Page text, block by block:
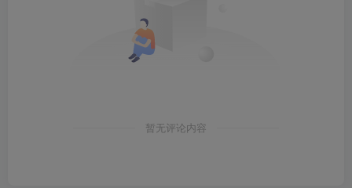
暂无评论内容